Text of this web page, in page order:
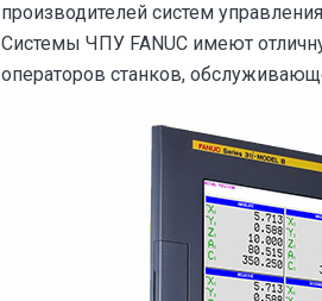
производителей систем
Системы ЧПУ FANUC имеют
операторов станков,